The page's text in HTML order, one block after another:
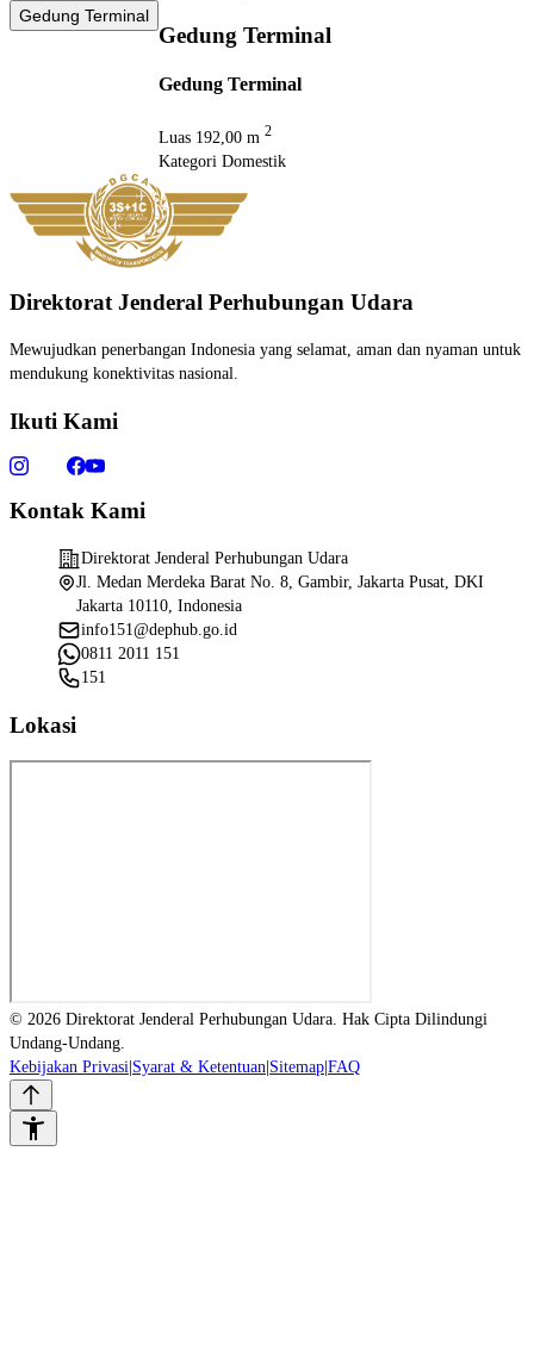
Gedung Terminal
Gedung Terminal
Gedung Terminal
Luas 192,00 m 2
Kategori Domestik
Direktorat Jenderal Perhubungan Udara
Mewujudkan penerbangan Indonesia yang selamat, aman dan nyaman untuk
mendukung konektivitas nasional.
Ikuti Kami
Kontak Kami
Direktorat Jenderal Perhubungan Udara
Jl. Medan Merdeka Barat No. 8, Gambir, Jakarta Pusat, DKI
Jakarta 10110, Indonesia
info151@dephub.go.id
0811 2011 151
151
Lokasi
© 2026 Direktorat Jenderal Perhubungan Udara. Hak Cipta Dilindungi
Undang-Undang.
Kebijakan Privasi Syarat & Ketentuan Sitemap FAQ